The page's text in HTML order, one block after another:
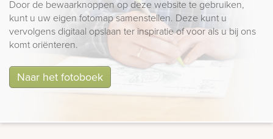
Door de bewaarknoppen op deze website te gebruiken,
kunt u uw eigen fotomap samenstellen. Deze kunt u
vervolgens digitaal opslaan ter inspiratie of voor als u bij ons
komt oriënteren.
Naar het fotoboek